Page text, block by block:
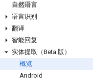
自然语言
语言识别
翻译
智能回复
实体提取（Beta 版）
概览
Android